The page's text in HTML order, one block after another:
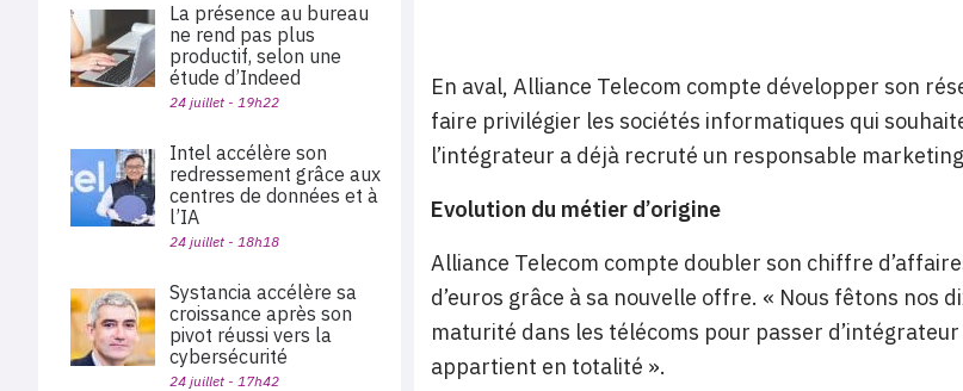
En aval, Alliance Telecom compte développer son
faire privilégier les sociétés informatiques qui
l’intégrateur a déjà recruté un responsable
Evolution du métier d’origine
Alliance Telecom compte doubler son chiffre
d’euros grâce à sa nouvelle offre. « Nous fêtons nos
maturité dans les télécoms pour passer
appartient en totalité ».
La présence au bureau
ne rend pas plus
productif, selon une
étude d’Indeed
24 juillet - 19h22
Intel accélère son
redressement grâce aux
centres de données et à
l’IA
24 juillet - 18h18
Systancia accélère sa
croissance après son
pivot réussi vers la
cybersécurité
24 juillet - 17h42